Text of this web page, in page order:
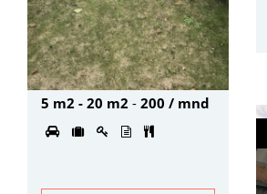
5 m2 - 20 m2 - 200 / mnd